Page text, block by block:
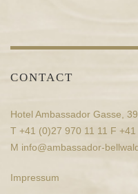
CONTACT
Hotel Ambassador Gasse,
T +41 (0)27 970 11 11 F
M info@ambassador-
Impressum